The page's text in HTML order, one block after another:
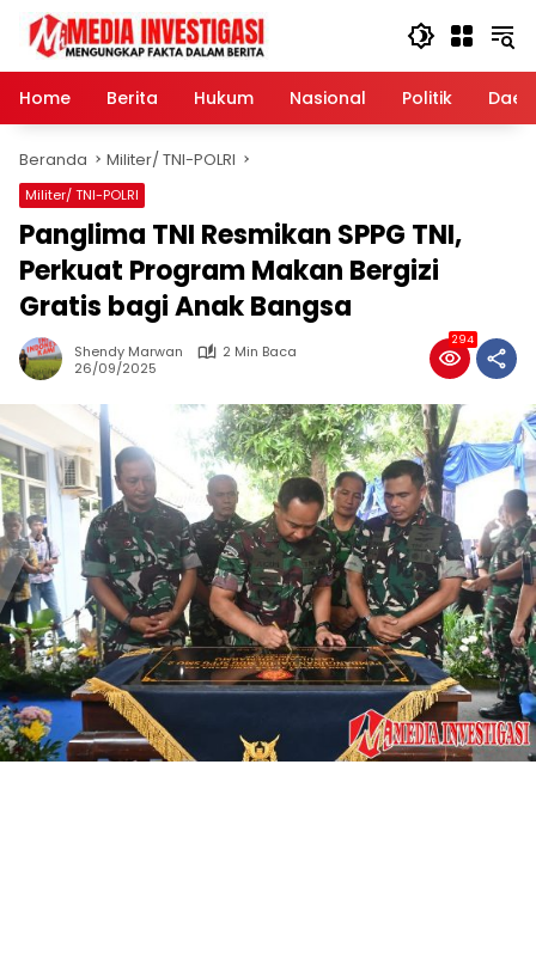
Langsung
konten
Home
Berita Hukum Nasional Politik
Beranda Militer/ TNI-POLRI
Militer/ TNI-POLRI
Panglima TNI Resmikan SPPG TNI,
Perkuat Program Makan Bergizi
Gratis bagi Anak Bangsa
Shendy Marwan
2 Min Baca
26/09/2025
294